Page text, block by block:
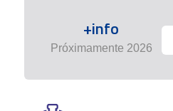
+info
Próximamente 2026